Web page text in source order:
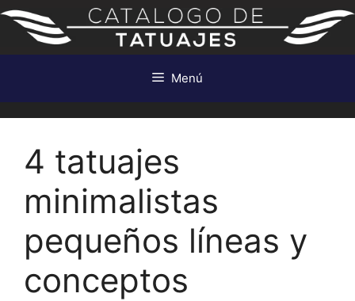
Saltar
contenido
Menú
4 tatuajes
minimalistas
pequeños líneas y
conceptos